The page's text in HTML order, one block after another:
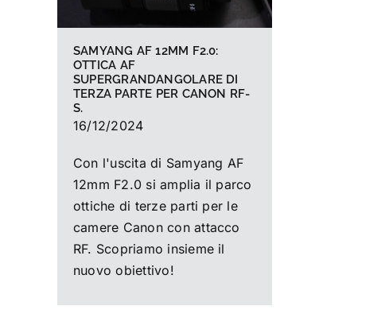
SAMYANG AF 12MM F2.0:
OTTICA AF
SUPERGRANDANGOLARE DI
TERZA PARTE PER CANON RF-
S.
16/12/2024
Con l'uscita di Samyang AF
12mm F2.0 si amplia il parco
ottiche di terze parti per le
camere Canon con attacco
RF. Scopriamo insieme il
nuovo obiettivo!